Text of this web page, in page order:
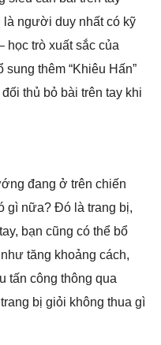
người duy nhất có kỹ
học trò xuất sắc của
thêm “Khiêu Hấn”
thủ bỏ bài trên tay khi
đang ở trên chiến
gì nữa? Đó là trang bị,
bạn cũng có thể bổ
tăng khoảng cách,
tấn công thông qua
bị giỏi không thua gì